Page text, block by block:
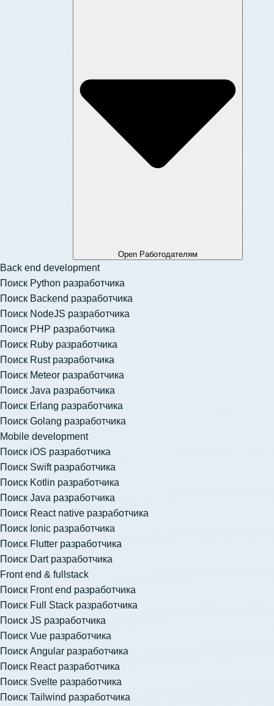
Open Работодателям
Back end development
Поиск Python разработчика
Поиск Backend разработчика
Поиск NodeJS разработчика
Поиск PHP разработчика
Поиск Ruby разработчика
Поиск Rust разработчика
Поиск Meteor разработчика
Поиск Java разработчика
Поиск Erlang разработчика
Поиск Golang разработчика
Mobile development
Поиск iOS разработчика
Поиск Swift разработчика
Поиск Kotlin разработчика
Поиск Java разработчика
Поиск React native разработчика
Поиск Ionic разработчика
Поиск Flutter разработчика
Поиск Dart разработчика
Front end & fullstack
Поиск Front end разработчика
Поиск Full Stack разработчика
Поиск JS разработчика
Поиск Vue разработчика
Поиск Angular разработчика
Поиск React разработчика
Поиск Svelte разработчика
Поиск Tailwind разработчика